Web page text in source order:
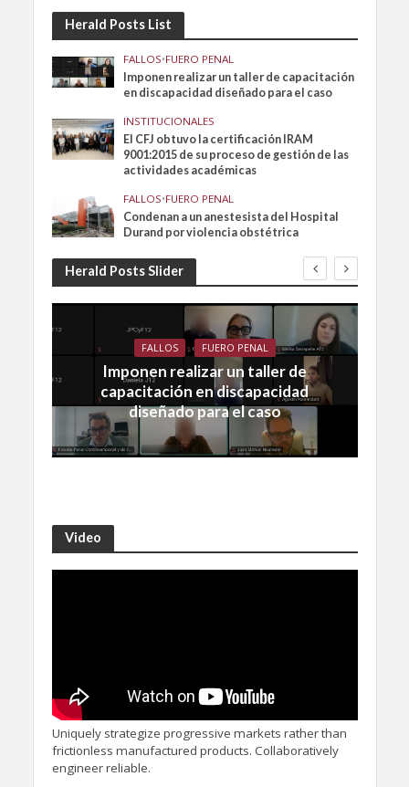
Herald Posts List
FALLOS•FUERO PENAL
Imponen realizar un taller de capacitación
en discapacidad diseñado para el caso
INSTITUCIONALES
El CFJ obtuvo la certificación IRAM
9001:2015 de su proceso de gestión de las
actividades académicas
FALLOS•FUERO PENAL
Condenan a un anestesista del Hospital
Durand por violencia obstétrica
Herald Posts Slider
FALLOS FUERO PENAL
Imponen realizar un taller de
capacitación en discapacidad
diseñado para el caso
Video
Uniquely strategize progressive markets rather than
frictionless manufactured products. Collaboratively
engineer reliable.